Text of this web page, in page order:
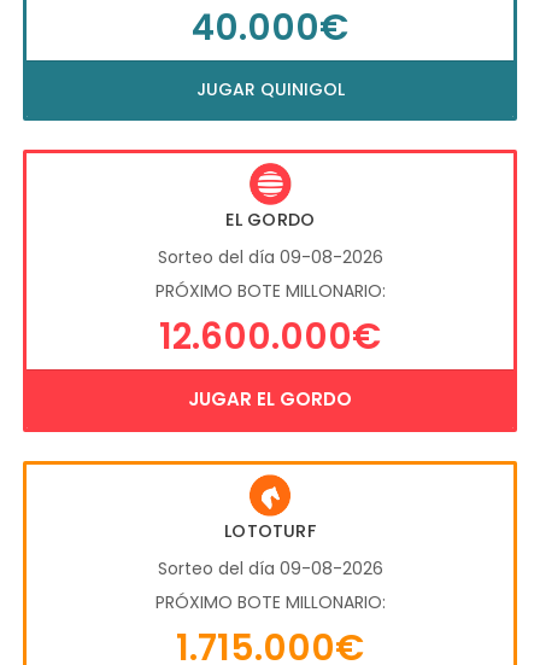
40.000€
JUGAR QUINIGOL
EL GORDO
Sorteo del día 09-08-2026
PRÓXIMO BOTE MILLONARIO:
12.600.000€
JUGAR EL GORDO
LOTOTURF
Sorteo del día 09-08-2026
PRÓXIMO BOTE MILLONARIO:
1.715.000€